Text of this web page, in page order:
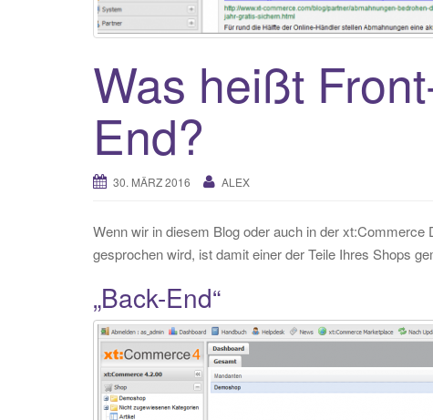
Was heißt
End?
30. MÄRZ 2016 ALEX
Wenn wir in diesem Blog oder auch in der xt:Commerce
gesprochen wird, ist damit einer der Teile Ihres Shops
„Back-End“